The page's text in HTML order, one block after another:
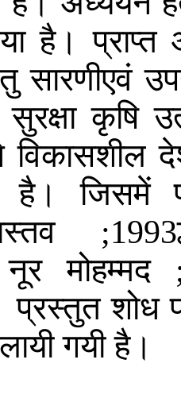
है। प्राप्त
सारणीएवं
सुरक्षा कृषि
विकासशील
है। जिसमें
;1993
नूर मोहम्मद
प्रस्तुत शोध
लायी गयी है।